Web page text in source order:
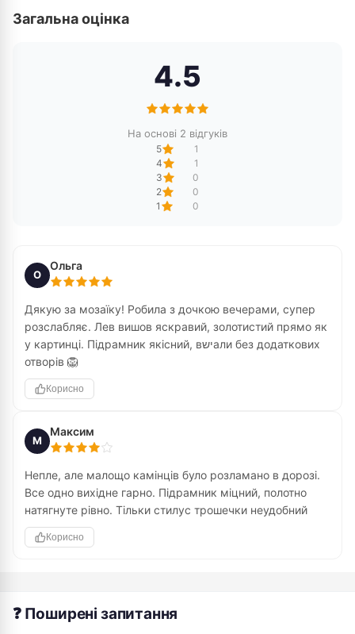
Загальна оцінка
4.5
На основі 2 відгуків
5
1
4
1
3
0
2
0
1
0
О
Ольга
Дякую за мозаїку! Робила з дочкою вечерами, супер
розслабляє. Лев вишов яскравий, золотистий прямо як
у картинці. Підрамник якісний, вישали без додаткових
отворів 🦁
Корисно
М
Максим
Непле, але малощо камінців було розламано в дорозі.
Все одно вихідне гарно. Підрамник міцний, полотно
натягнуте рівно. Тільки стилус трошечки неудобний
Корисно
❓ Поширені запитання